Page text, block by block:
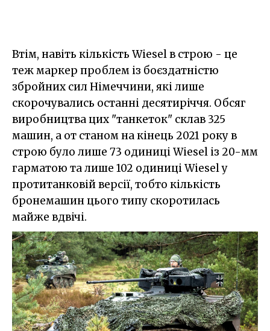
Втім, навіть кількість Wiesel в строю - це
теж маркер проблем із боєздатністю
збройних сил Німеччини, які лише
скорочувались останні десятиріччя. Обсяг
виробництва цих "танкеток" склав 325
машин, а от станом на кінець 2021 року в
строю було лише 73 одиниці Wiesel із 20-мм
гарматою та лише 102 одиниці Wiesel у
протитанковій версії, тобто кількість
бронемашин цього типу скоротилась
майже вдвічі.